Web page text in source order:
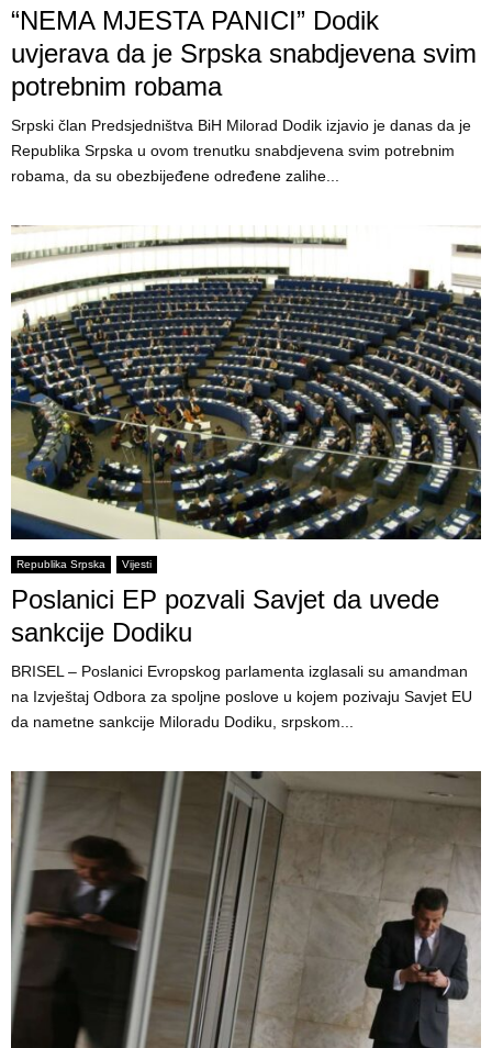
“NEMA MJESTA PANICI” Dodik
uvjerava da je Srpska snabdjevena svim
potrebnim robama
Srpski član Predsjedništva BiH Milorad Dodik izjavio je danas da je
Republika Srpska u ovom trenutku snabdjevena svim potrebnim
robama, da su obezbijeđene određene zalihe...
Republika Srpska Vijesti
Poslanici EP pozvali Savjet da uvede
sankcije Dodiku
BRISEL – Poslanici Evropskog parlamenta izglasali su amandman
na Izvještaj Odbora za spoljne poslove u kojem pozivaju Savjet EU
da nametne sankcije Miloradu Dodiku, srpskom...